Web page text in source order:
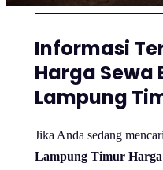
Informasi
Harga Sewa
Lampung
Jika Anda sedang
Lampung Timur